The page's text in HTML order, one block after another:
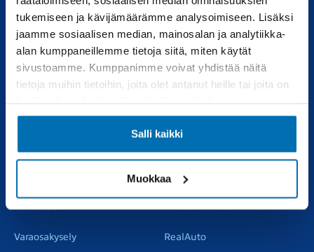
tukemiseen ja kävijämäärämme analysoimiseen. Lisäksi
jaamme sosiaalisen median, mainosalan ja analytiikka-
alan kumppaneillemme tietoja siitä, miten käytät
sivustoamme. Kumppanimme voivat yhdistää näitä
tietoja muihin tietoihin, joita olet antanut heille tai joita on
Salli kaikki
Muokkaa
Uudet ja käytetyt autot, sekä huollot joka tarpeeseen.
Automyynti Huolto
Vauriokorjaus
Varaosakysely RealAuto